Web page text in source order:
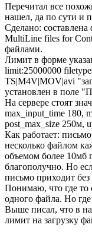
Перечитал все
нашел, да по сути и
Сделано:
MultiLine files for
файлами.
Лимит в форме
limit:25000000
TS|M4V|MOV|avi
установлен в поле
На сервере стоят
max_input_time 180,
post_max_size 250м,
Как работает:
несколько файлом
объемом более 10мб
благополучно. Но
письмо приходит
Понимаю, что где то
одного файла. Но
Выше писал, что в
лимит на загрузку